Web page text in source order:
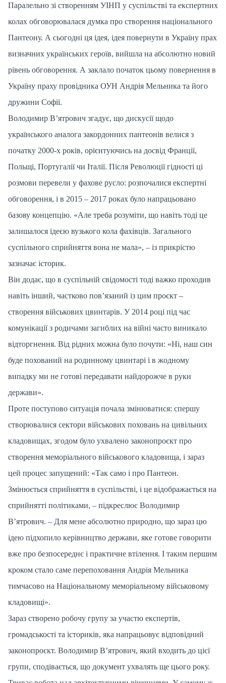
Паралельно зі створенням УІНП у суспільстві та експертних
колах обговорювалася думка про створення національного
Пантеону. А сьогодні ця ідея, ідея повернути в Україну прах
визначних українських героїв, вийшла на абсолютно новий
рівень обговорення. А заклало початок цьому повернення в
Україну праху провідника ОУН Андрія Мельника та його
дружини Софії.
Володимир В’ятрович згадує, що дискусії щодо
українського аналога закордонних пантеонів велися з
початку 2000-х років, орієнтуючись на досвід Франції,
Польщі, Португалії чи Італії. Після Революції гідності ці
розмови перевели у фахове русло: розпочалися експертні
обговорення, і в 2015 – 2017 роках було напрацьовано
базову концепцію. «Але треба розуміти, що навіть тоді це
залишалося ідеєю вузького кола фахівців. Загального
суспільного сприйняття вона не мала», – із прикрістю
зазначає історик.
Він додає, що в суспільній свідомості тоді важко проходив
навіть інший, частково пов’язаний із цим проєкт –
створення військових цвинтарів. У 2014 році під час
комунікації з родичами загиблих на війні часто виникало
відторгнення. Від рідних можна було почути: «Ні, наш син
буде похований на родинному цвинтарі і в жодному
випадку ми не готові передавати найдорожче в руки
держави».
Проте поступово ситуація почала змінюватися: спершу
створювалися сектори військових поховань на цивільних
кладовищах, згодом було ухвалено законопроєкт про
створення меморіального військового кладовища, і зараз
цей процес запущений: «Так само і про Пантеон.
Змінюється сприйняття в суспільстві, і це відображається на
сприйнятті політиками, – підкреслює Володимир
В’ятрович. – Для мене абсолютно природно, що зараз цю
ідею підхопило керівництво держави, яке готове говорити
вже про безпосереднє і практичне втілення. І таким першим
кроком стало саме перепоховання Андрія Мельника
тимчасово на Національному меморіальному військовому
кладовищі».
Зараз створено робочу групу за участю експертів,
громадськості та істориків, яка напрацьовує відповідний
законопроєкт. Володимир В’ятрович, який входить до цієї
групи, сподівається, що документ ухвалять ще цього року.